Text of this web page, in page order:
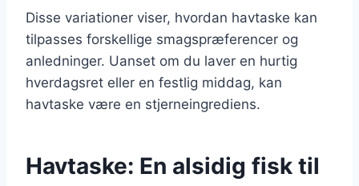
Disse variationer viser, hvordan havtaske kan
tilpasses forskellige smagspræferencer og
anledninger. Uanset om du laver en hurtig
hverdagsret eller en festlig middag, kan
havtaske være en stjerneingrediens.
Havtaske: En alsidig fisk til